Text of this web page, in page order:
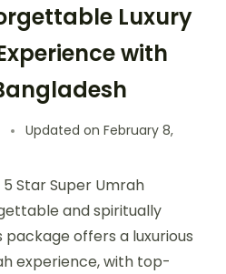
Luxury
with
Updated on February 8,
Star Super Umrah
and spiritually
package offers a luxurious
experience, with top-